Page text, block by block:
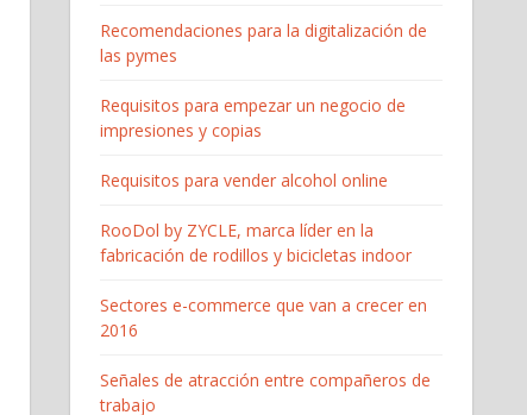
Recomendaciones para la digitalización de
las pymes
Requisitos para empezar un negocio de
impresiones y copias
Requisitos para vender alcohol online
RooDol by ZYCLE, marca líder en la
fabricación de rodillos y bicicletas indoor
Sectores e-commerce que van a crecer en
2016
Señales de atracción entre compañeros de
trabajo